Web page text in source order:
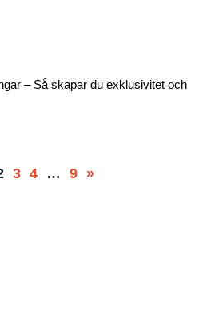
– Så skapar du exklusivitet och
3 4 … 9 »